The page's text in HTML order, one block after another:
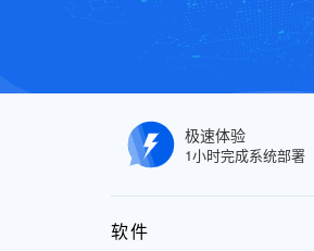
极速体验
1小时完成系统部署
软件